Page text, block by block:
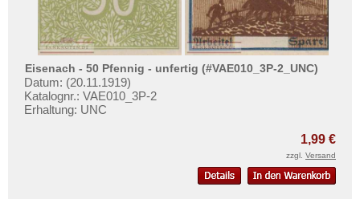
Eisenach - 50 Pfennig - unfertig (#VAE010_3P-2_UNC)
Datum: (20.11.1919)
Katalognr.: VAE010_3P-2
Erhaltung: UNC
1,99 €
zzgl. Versand